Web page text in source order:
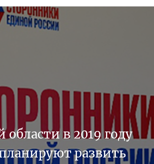
области в 2019 году
развить